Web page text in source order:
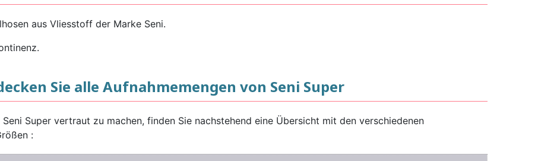
aus Vliesstoff der Marke Seni.
Sie alle Aufnahmemengen von Seni Super
Super vertraut zu machen, finden Sie nachstehend eine Übersicht mit den verschiedenen
: